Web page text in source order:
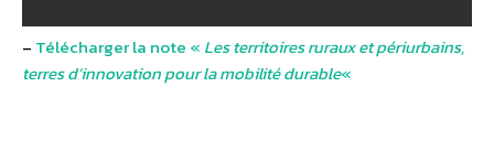
– Télécharger la note « Les territoires ruraux et périurbains,
terres d’innovation pour la mobilité durable«